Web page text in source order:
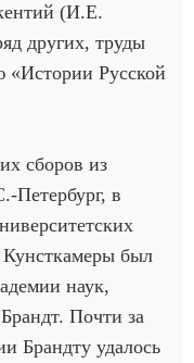
(И.Е.
других, труды
Русской
сборов из
Петербург, в
Кунсткамеры был
наук,
Почти за
Брандту удалось